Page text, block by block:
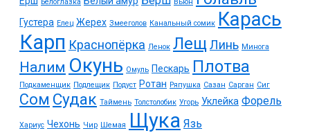
Густера Елец Жерех Змееголов Канальный сомик Карась
Карп Краснопёрка Ленок ЛещЛинь Минога
Налим Окунь Омуль Пескарь Плотва
Подкаменщик Подлещик Подуст Ротан Ряпушка Сазан Сарган Сиг
Сом Судак Таймень Толстолобик Угорь Уклейка Форель
Хариус Чехонь Чир Шемая Щука Язь